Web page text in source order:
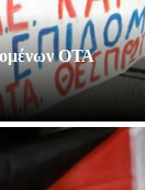
ΟΤΑ